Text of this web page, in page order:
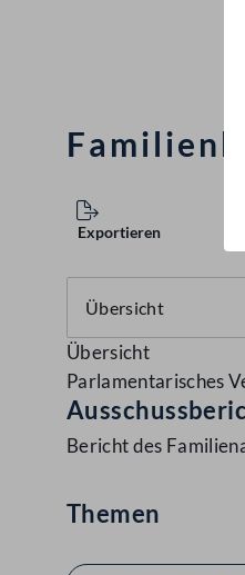
Exportieren
Übersicht
Parlamentarisches
Bericht des
Themen